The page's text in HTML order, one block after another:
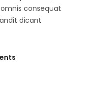
consequat
dicant